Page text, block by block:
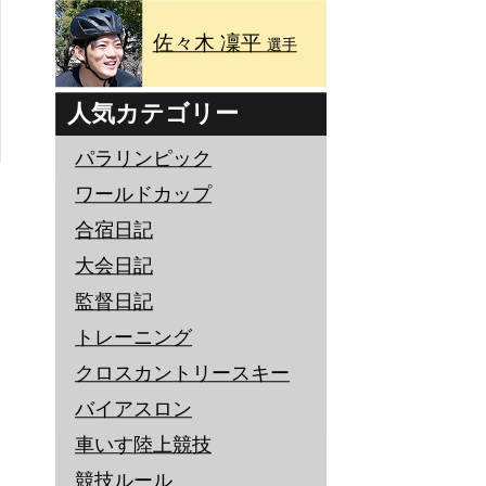
佐々木 凜平 選手
人気カテゴリー
パラリンピック
ワールドカップ
合宿日記
大会日記
監督日記
トレーニング
クロスカントリースキー
バイアスロン
車いす陸上競技
競技ルール